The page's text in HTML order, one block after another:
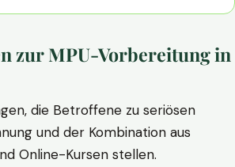
zur MPU-Vorbereitung in
die Betroffene zu seriösen
und der Kombination aus
Online-Kursen stellen.